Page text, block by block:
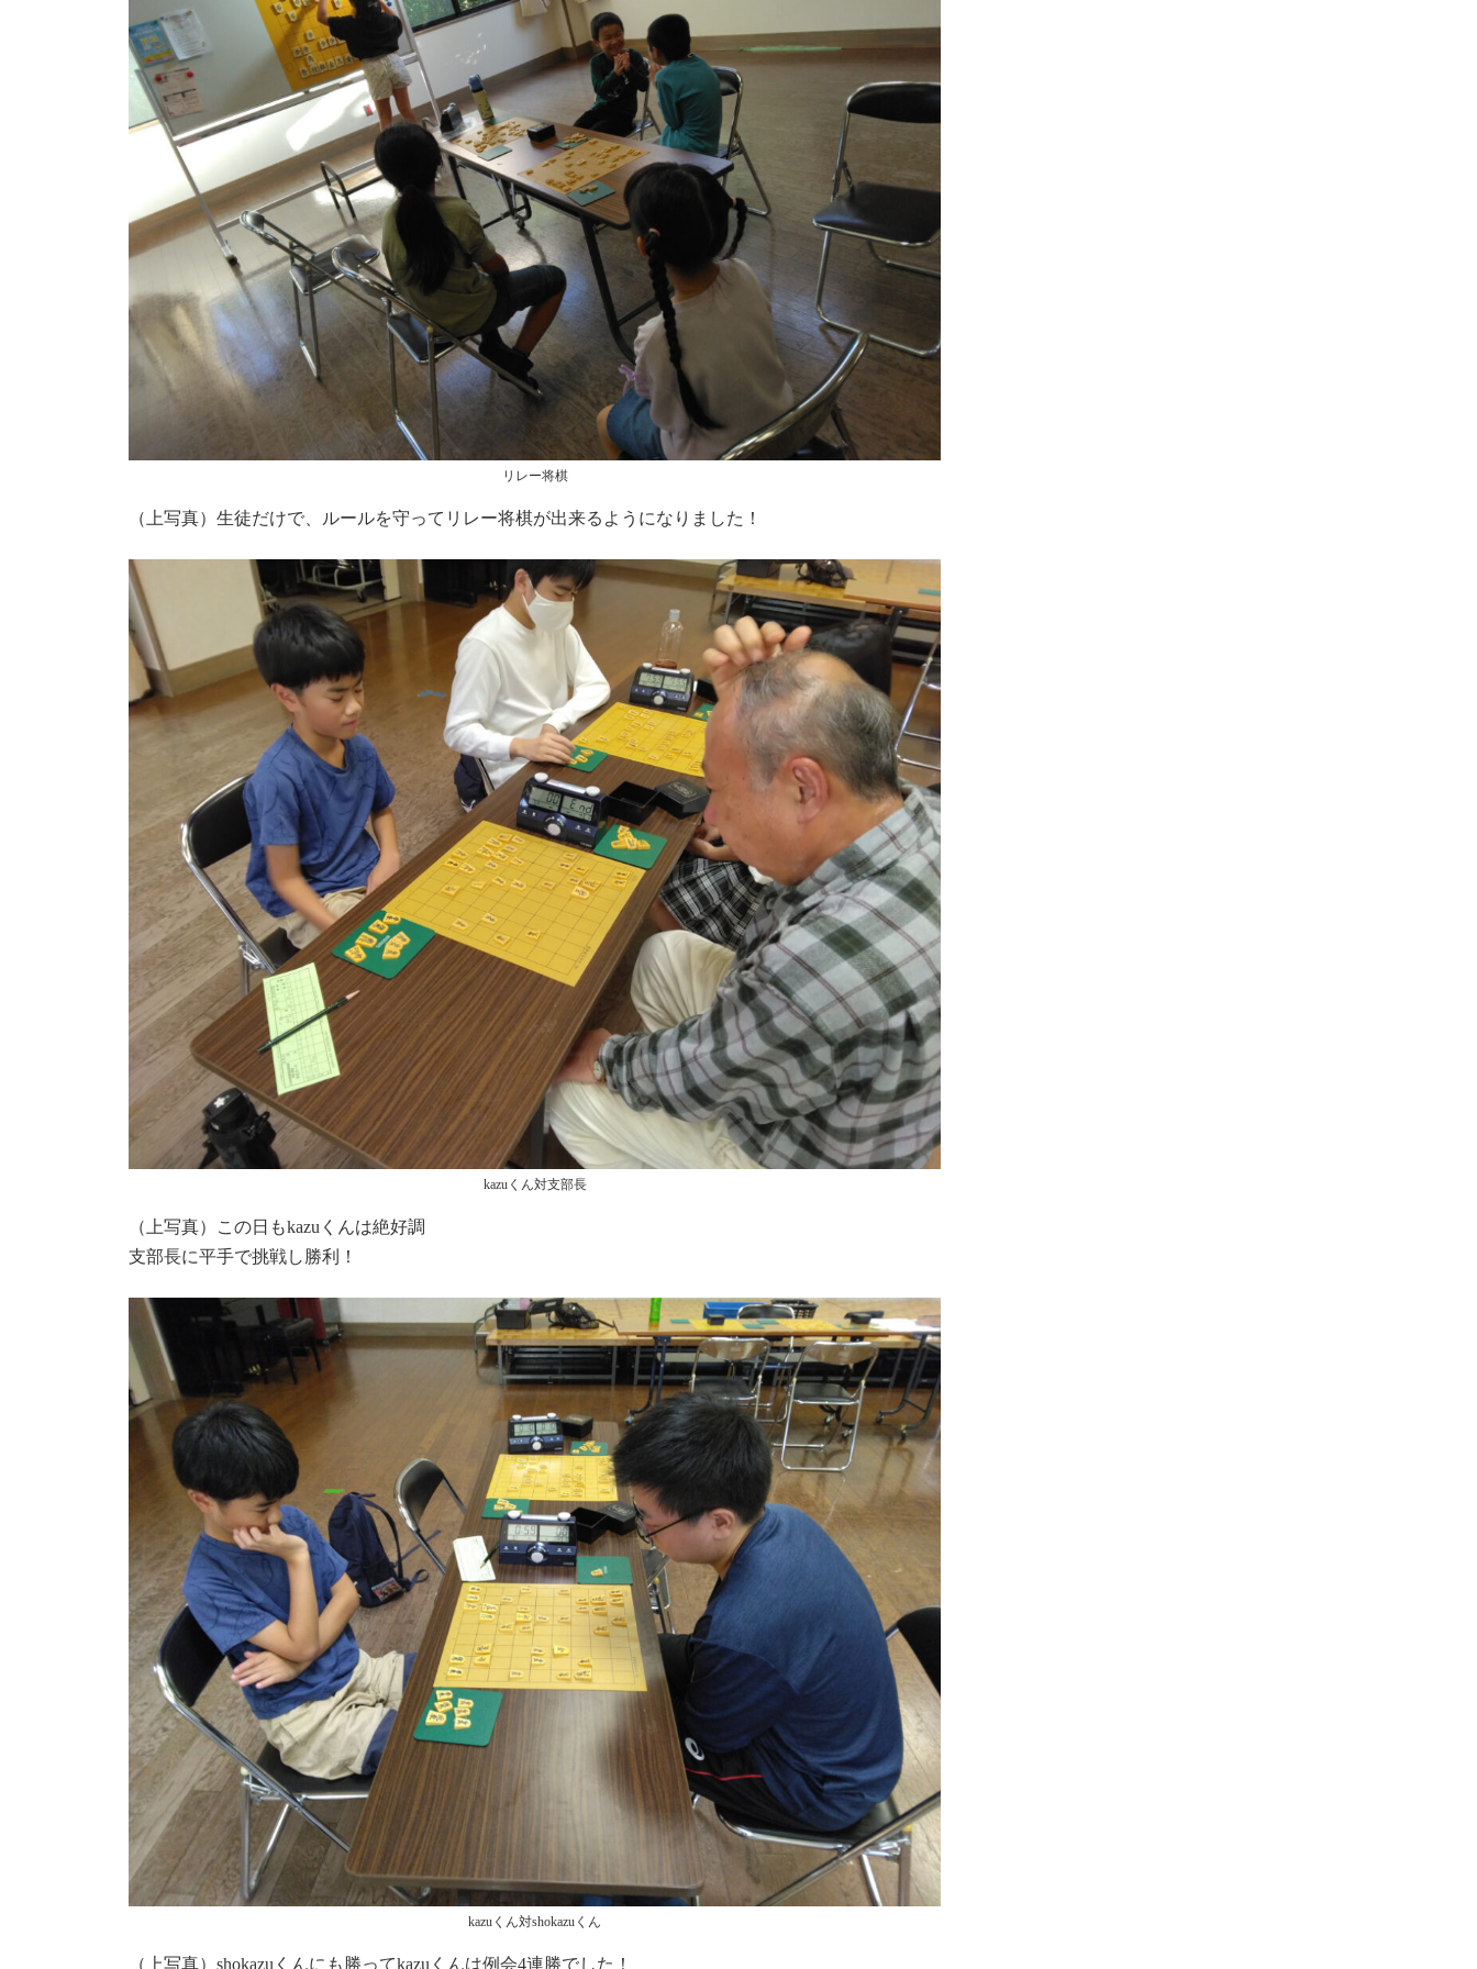
リレー将棋
（上写真）生徒だけで、ルールを守ってリレー将棋が出来るようになりました！
kazuくん対支部長
（上写真）この日もkazuくんは絶好調
支部長に平手で挑戦し勝利！
kazuくん対shokazuくん
（上写真）shokazuくんにも勝ってkazuくんは例会4連勝でした！